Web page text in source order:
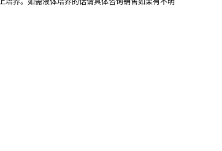
培养。如需液体培养的话请具体咨询销售如果有不明